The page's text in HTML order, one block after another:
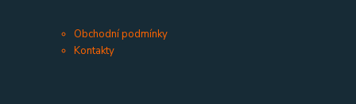
Obchodní podmínky
Kontakty